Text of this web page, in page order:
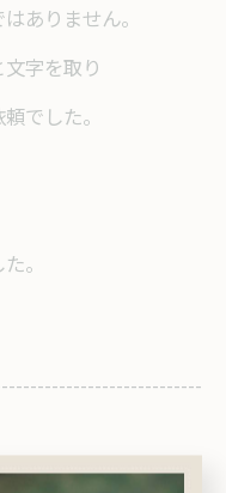
ありません。
字を取り
でした。
。